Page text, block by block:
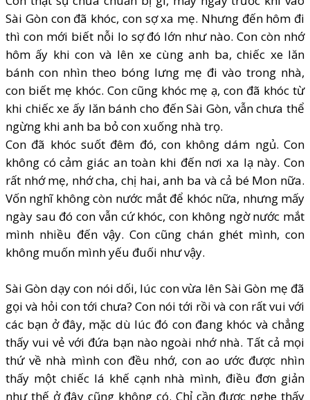
Sài Gòn con đã khóc, con sợ xa mẹ. Nhưng đến hôm đi
thì con mới biết nỗi lo sợ đó lớn như nào. Con còn nhớ
hôm ấy khi con và lên xe cùng anh ba, chiếc xe lăn
bánh con nhìn theo bóng lưng mẹ đi vào trong nhà,
con biết mẹ khóc. Con cũng khóc mẹ ạ, con đã khóc từ
khi chiếc xe ấy lăn bánh cho đến Sài Gòn, vẫn chưa thể
ngừng khi anh ba bỏ con xuống nhà trọ.
Con đã khóc suốt đêm đó, con không dám ngủ. Con
không có cảm giác an toàn khi đến nơi xa lạ này. Con
rất nhớ mẹ, nhớ cha, chị hai, anh ba và cả bé Mon nữa.
Vốn nghĩ không còn nước mắt để khóc nữa, nhưng mấy
ngày sau đó con vẫn cứ khóc, con không ngờ nước mắt
mình nhiều đến vậy. Con cũng chán ghét mình, con
không muốn mình yếu đuối như vậy.
Sài Gòn dạy con nói dối, lúc con vừa lên Sài Gòn mẹ đã
gọi và hỏi con tới chưa? Con nói tới rồi và con rất vui với
các bạn ở đây, mặc dù lúc đó con đang khóc và chẳng
thấy vui vẻ với đứa bạn nào ngoài nhớ nhà. Tất cả mọi
thứ về nhà mình con đều nhớ, con ao ước được nhìn
thấy một chiếc lá khế cạnh nhà mình, điều đơn giản
như thế ở đây cũng không có. Chỉ cần được nghe thấy